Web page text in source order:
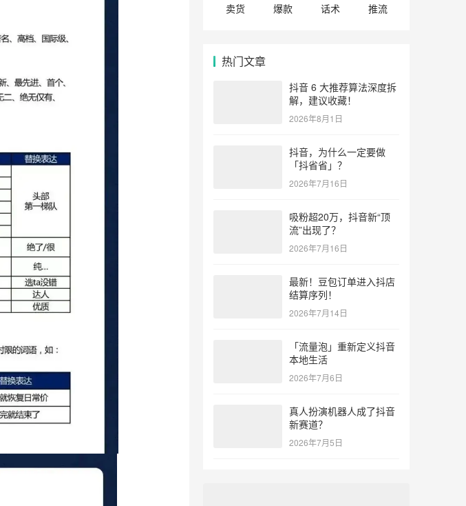
卖货 爆款 话术 推流
热门文章
抖音 6 大推荐算法深度拆
解，建议收藏！
2026年8月1日
抖音，为什么一定要做
「抖省省」？
2026年7月16日
吸粉超20万，抖音新“顶
流”出现了？
2026年7月16日
最新！豆包订单进入抖店
结算序列！
2026年7月14日
「流量泡」重新定义抖音
本地生活
2026年7月6日
真人扮演机器人成了抖音
新赛道？
2026年7月5日